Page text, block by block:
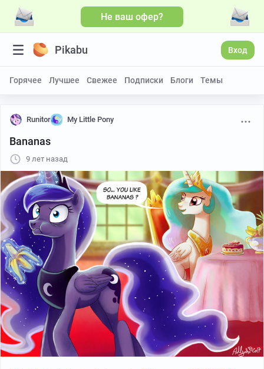
Не ваш офер?
Pikabu Вход
Горячее Лучшее Свежее Подписки Блоги Темы
Runitor My Little Pony
Bananas
9 лет назад